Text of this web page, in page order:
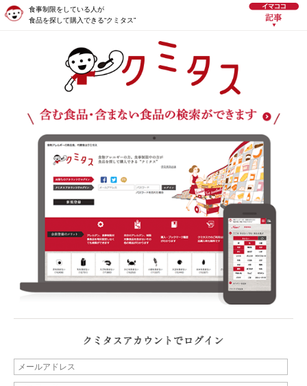
食事制限をしている人が
食品を探して購入できる“クミタス”